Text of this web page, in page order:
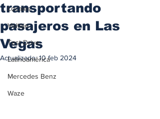
Locales
Voltaje
Test Drive
Latinoamérica
Mercedes Benz
Waze
transportando
pasajeros en Las
Vegas
Actualizado:10 feb 2024